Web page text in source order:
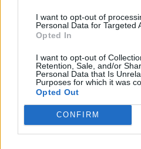
I want to opt-out of
Personal Data for Targeted
Opted In
I want to opt-out of
Retention, Sale, and/or
Personal Data that Is
Purposes for which it was
Opted Out
CONFIRM
Kötéslisták: BÉT elmúlt
kötéslistái
MÁR ELŐFIZETŐNK VAGY?